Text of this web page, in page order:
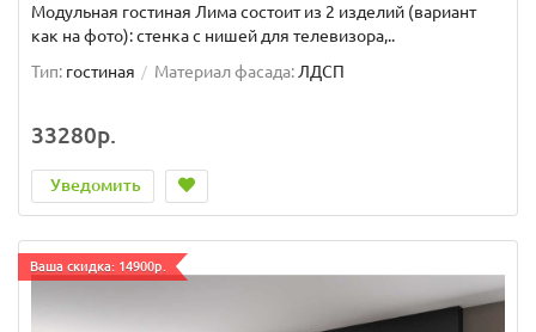
Модульная гостиная Лима состоит из 2 изделий (вариант
как на фото): стенка с нишей для телевизора,..
Тип: гостиная Материал фасада: ЛДСП
33280р.
Уведомить
Ваша скидка: 14900р.